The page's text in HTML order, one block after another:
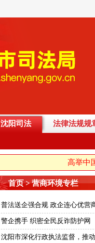
沈阳司法 法律法规规
高举中国
首页 > 营商环境专栏
普法送企强合规 政企连心优营
警企携手 织密全民反诈防护网
沈阳市深化行政执法监督，推